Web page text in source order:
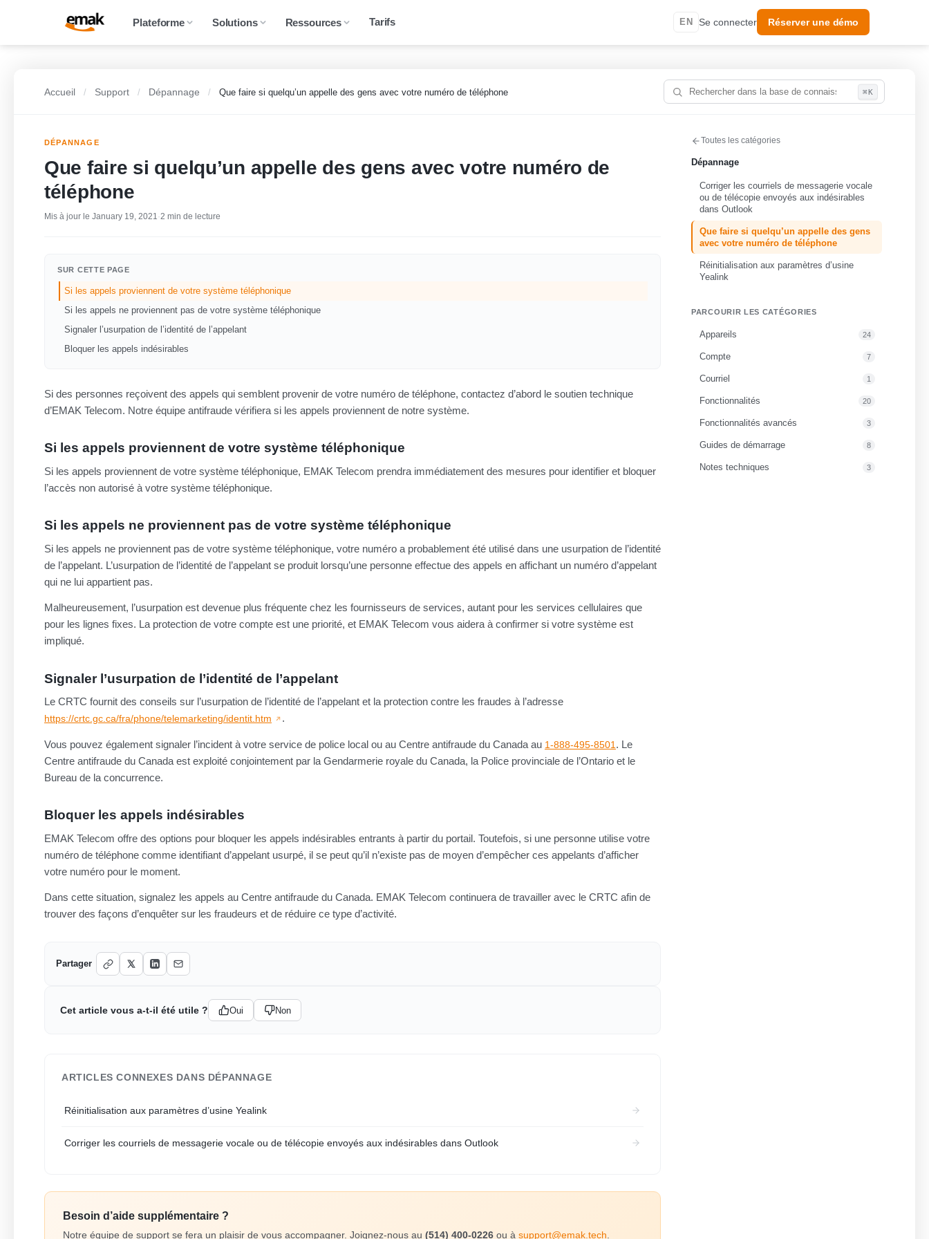
Plateforme Solutions Ressources Tarifs EN Se connecter Réserver une démo
Accueil / Support / Dépannage / Que faire si quelqu’un appelle des gens avec votre numéro de téléphone ⌘K
DÉPANNAGE
Que faire si quelqu’un appelle des gens avec votre numéro de
téléphone
Mis à jour le January 19, 2021·2 min de lecture
SUR CETTE PAGE
Si les appels proviennent de votre système téléphonique
Si les appels ne proviennent pas de votre système téléphonique
Signaler l’usurpation de l’identité de l’appelant
Bloquer les appels indésirables
Si des personnes reçoivent des appels qui semblent provenir de votre numéro de téléphone, contactez d’abord le soutien technique
d’EMAK Telecom. Notre équipe antifraude vérifiera si les appels proviennent de notre système.
Si les appels proviennent de votre système téléphonique
Si les appels proviennent de votre système téléphonique, EMAK Telecom prendra immédiatement des mesures pour identifier et bloquer
l’accès non autorisé à votre système téléphonique.
Si les appels ne proviennent pas de votre système téléphonique
Si les appels ne proviennent pas de votre système téléphonique, votre numéro a probablement été utilisé dans une usurpation de l’identité
de l’appelant. L’usurpation de l’identité de l’appelant se produit lorsqu’une personne effectue des appels en affichant un numéro d’appelant
qui ne lui appartient pas.
Malheureusement, l’usurpation est devenue plus fréquente chez les fournisseurs de services, autant pour les services cellulaires que
pour les lignes fixes. La protection de votre compte est une priorité, et EMAK Telecom vous aidera à confirmer si votre système est
impliqué.
Signaler l’usurpation de l’identité de l’appelant
Le CRTC fournit des conseils sur l’usurpation de l’identité de l’appelant et la protection contre les fraudes à l’adresse
https://crtc.gc.ca/fra/phone/telemarketing/identit.htm .
Vous pouvez également signaler l’incident à votre service de police local ou au Centre antifraude du Canada au 1-888-495-8501 . Le
Centre antifraude du Canada est exploité conjointement par la Gendarmerie royale du Canada, la Police provinciale de l’Ontario et le
Bureau de la concurrence.
Bloquer les appels indésirables
EMAK Telecom offre des options pour bloquer les appels indésirables entrants à partir du portail. Toutefois, si une personne utilise votre
numéro de téléphone comme identifiant d’appelant usurpé, il se peut qu’il n’existe pas de moyen d’empêcher ces appelants d’afficher
votre numéro pour le moment.
Dans cette situation, signalez les appels au Centre antifraude du Canada. EMAK Telecom continuera de travailler avec le CRTC afin de
trouver des façons d’enquêter sur les fraudeurs et de réduire ce type d’activité.
Partager
Cet article vous a-t-il été utile ? Oui Non
ARTICLES CONNEXES DANS DÉPANNAGE
Réinitialisation aux paramètres d’usine Yealink
Corriger les courriels de messagerie vocale ou de télécopie envoyés aux indésirables dans Outlook
Besoin d’aide supplémentaire ?
Notre équipe de support se fera un plaisir de vous accompagner. Joignez-nous au (514) 400-0226 ou à support@emak.tech
Toutes les catégories
Dépannage
Corriger les courriels de messagerie vocale
ou de télécopie envoyés aux indésirables
dans Outlook
Que faire si quelqu’un appelle des gens
avec votre numéro de téléphone
Réinitialisation aux paramètres d’usine
Yealink
PARCOURIR LES CATÉGORIES
Appareils 24
Compte 7
Courriel 1
Fonctionnalités 20
Fonctionnalités avancés 3
Guides de démarrage 8
Notes techniques 3